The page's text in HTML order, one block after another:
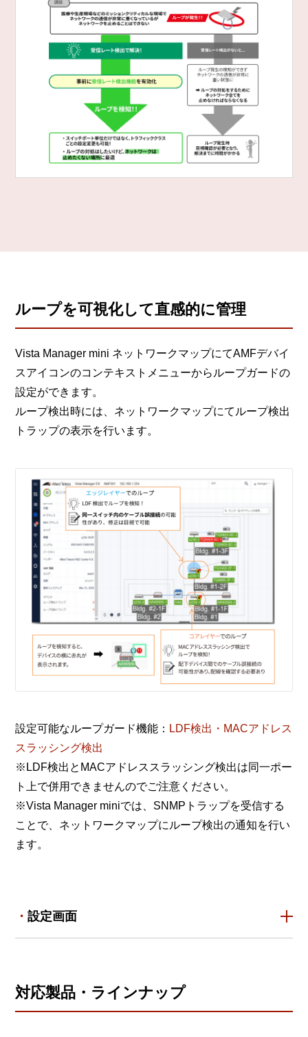
ループを可視化して直感的に管理
Vista Manager mini ネットワークマップにてAMFデバイ
スアイコンのコンテキストメニューからループガードの
設定ができます。
ループ検出時には、ネットワークマップにてループ検出
トラップの表示を行います。
設定可能なループガード機能： LDF検出・MACアドレス
スラッシング検出
※LDF検出とMACアドレススラッシング検出は同一ポー
ト上で併用できませんのでご注意ください。
※Vista Manager miniでは、SNMPトラップを受信する
ことで、ネットワークマップにループ検出の通知を行い
ます。
設定画面
対応製品・ラインナップ